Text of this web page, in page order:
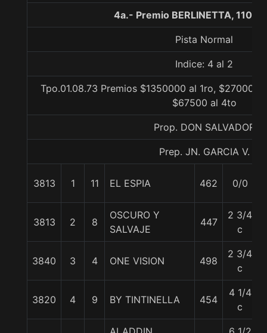
4a.- Premio BERLINETTA, 1100
Pista Normal
Indice: 4 al 2
Tpo.01.08.73 Premios $1350000 al 1ro, $270000
$67500 al 4to
Prop. DON SALVADOR
Prep. JN. GARCIA V.
3813 1 11 EL ESPIA 462 0/0
3813 2 8
OSCURO Y
SALVAJE
447
2 3/4
c
3840 3 4 ONE VISION 498
2 3/4
c
3820 4 9 BY TINTINELLA 454
4 1/4
c